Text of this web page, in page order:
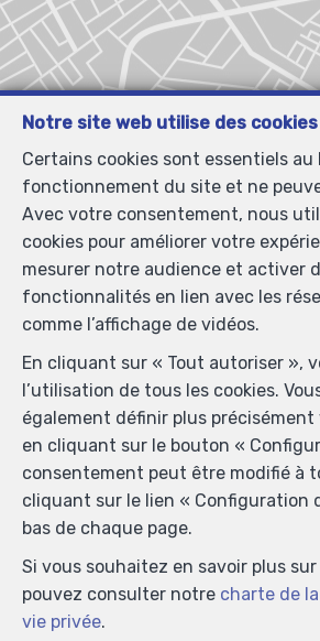
Localiser sur la
Notre site web utilise des cookies
Certains cookies sont essentiels au
fonctionnement du site et ne
Avec votre consentement, nous
cookies pour améliorer votre
mesurer notre audience et activer
fonctionnalités en lien avec les
comme l’affichage de vidéos.
En cliquant sur « Tout autoriser »,
l’utilisation de tous les cookies.
également définir plus
en cliquant sur le bouton «
consentement peut être modifié à
cliquant sur le lien « Configuration
bas de chaque page.
Si vous souhaitez en savoir plus
pouvez consulter notre charte de
vie privée.